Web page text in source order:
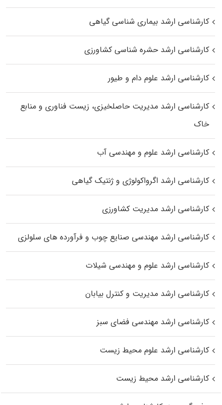
کارشناسی ارشد بیماری‌ شناسی گیاهی
کارشناسی ارشد حشره‌ شناسی کشاورزی
کارشناسی ارشد علوم دام و طیور
کارشناسی ارشد مدیریت حاصلخیزی، زیست فناوری و منابع
خاک
کارشناسی ارشد علوم و مهندسی آب
کارشناسی ارشد اگرواکولوژی و ژنتیک گیاهی
کارشناسی ارشد مدیریت کشاورزی
کارشناسی ارشد مهندسی صنایع چوب و فرآورده‌ های سلولزی
کارشناسی ارشد علوم و مهندسی شیلات
کارشناسی ارشد مدیریت و کنترل بیابان
کارشناسی ارشد مهندسی فضای سبز
کارشناسی ارشد علوم محیط‌ زیست
کارشناسی ارشد محیط زیست